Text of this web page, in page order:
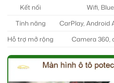
Kết nối
Wifi,
Tính năng
CarPlay, Android
Hỗ trợ mở rộng
Camera 360,